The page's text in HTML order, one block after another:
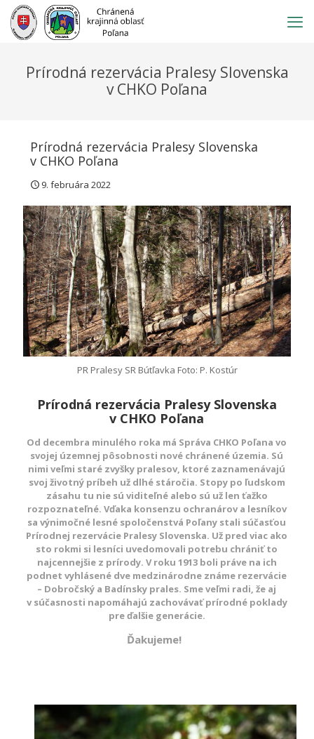
Prejsť
obsah
Prírodná rezervácia Pralesy Slovenska
v CHKO Poľana
Prírodná rezervácia Pralesy Slovenska
v CHKO Poľana
9. februára 2022
PR Pralesy SR Bútľavka Foto: P. Kostúr
Prírodná rezervácia Pralesy Slovenska
v CHKO Poľana
Od decembra minulého roka má Správa CHKO Poľana vo
svojej územnej pôsobnosti nové chránené územia. Sú
nimi veľmi staré zvyšky pralesov, ktoré zaznamenávajú
svoj životný príbeh už dlhé stáročia. Stopy po ľudskom
zásahu tu nie sú viditeľné alebo sú už len ťažko
rozpoznateľné. Vďaka konsenzu ochranárov a lesníkov
sa výnimočné lesné spoločenstvá Poľany stali súčasťou
Prírodnej rezervácie Pralesy Slovenska. Už pred viac ako
sto rokmi si lesníci uvedomovali potrebu chrániť to
najcennejšie z prírody. V roku 1913 boli práve na ich
podnet vyhlásené dve medzinárodne známe rezervácie
– Dobročský a Badínsky prales. Sme veľmi radi, že aj
v súčasnosti napomáhajú zachovávať prírodné poklady
pre ďalšie generácie.
Ďakujeme!